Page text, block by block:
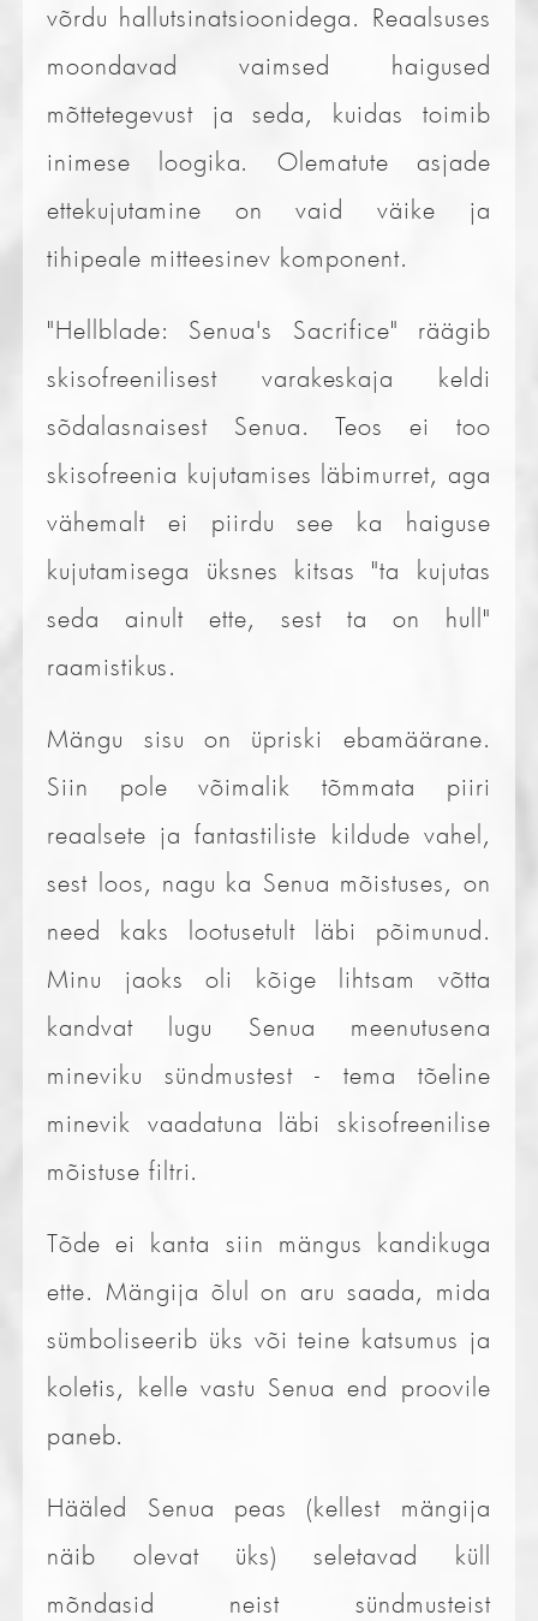
võrdu hallutsinatsioonidega. Reaalsuses
moondavad vaimsed haigused
mõttetegevust ja seda, kuidas toimib
inimese loogika. Olematute asjade
ettekujutamine on vaid väike ja
tihipeale mitteesinev komponent.
"Hellblade: Senua's Sacrifice" räägib
skisofreenilisest varakeskaja keldi
sõdalasnaisest Senua. Teos ei too
skisofreenia kujutamises läbimurret, aga
vähemalt ei piirdu see ka haiguse
kujutamisega üksnes kitsas "ta kujutas
seda ainult ette, sest ta on hull"
raamistikus.
Mängu sisu on üpriski ebamäärane.
Siin pole võimalik tõmmata piiri
reaalsete ja fantastiliste kildude vahel,
sest loos, nagu ka Senua mõistuses, on
need kaks lootusetult läbi põimunud.
Minu jaoks oli kõige lihtsam võtta
kandvat lugu Senua meenutusena
mineviku sündmustest - tema tõeline
minevik vaadatuna läbi skisofreenilise
mõistuse filtri.
Tõde ei kanta siin mängus kandikuga
ette. Mängija õlul on aru saada, mida
sümboliseerib üks või teine katsumus ja
koletis, kelle vastu Senua end proovile
paneb.
Hääled Senua peas (kellest mängija
näib olevat üks) seletavad küll
mõndasid neist sündmusteist